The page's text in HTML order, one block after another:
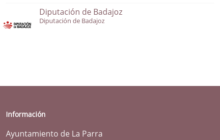
Diputación de Badajoz
Diputación de Badajoz
Información
Ayuntamiento de La Parra